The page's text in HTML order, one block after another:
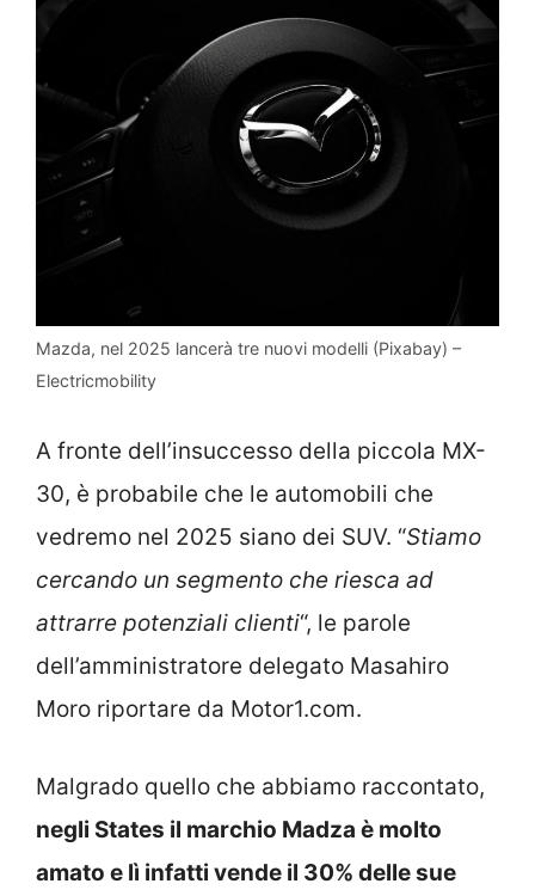
Mazda, nel 2025 lancerà tre nuovi modelli (Pixabay) –
Electricmobility
A fronte dell’insuccesso della piccola MX-
30, è probabile che le automobili che
vedremo nel 2025 siano dei SUV. “Stiamo
cercando un segmento che riesca ad
attrarre potenziali clienti“, le parole
dell’amministratore delegato Masahiro
Moro riportare da Motor1.com.
Malgrado quello che abbiamo raccontato,
negli States il marchio Madza è molto
amato e lì infatti vende il 30% delle sue